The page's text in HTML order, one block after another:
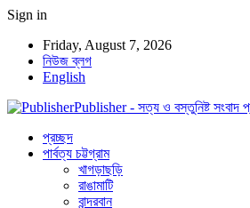
Sign in
Friday, August 7, 2026
নিউজ ব্লগ
English
Publisher - সত্য ও বস্তুনিষ্ট সংবাদ
প্রচ্ছদ
পার্বত্য চট্টগ্রাম
খাগড়াছড়ি
রাঙামাটি
বান্দরবান